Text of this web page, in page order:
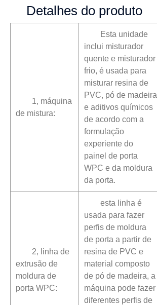
Detalhes do produto
1, máquina
de mistura:
Esta unidade
inclui misturador
quente e misturador
frio, é usada para
misturar resina de
PVC, pó de madeira
e aditivos químicos
de acordo com a
formulação
experiente do
painel de porta
WPC e da moldura
da porta.
2, linha de
extrusão de
moldura de
porta WPC:
esta linha é
usada para fazer
perfis de moldura
de porta a partir de
resina de PVC e
material composto
de pó de madeira, a
máquina pode fazer
diferentes perfis de